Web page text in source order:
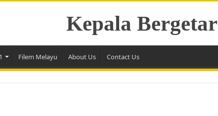
Kepala Bergetar
Filem Melayu About Us Contact Us